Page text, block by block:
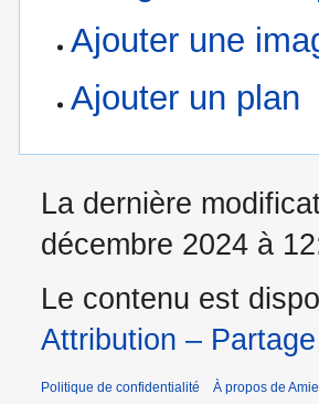
Ajouter une
Ajouter un plan
La dernière
décembre 2024 à
Le contenu est
Attribution –
Politique de confidentialité À propos de